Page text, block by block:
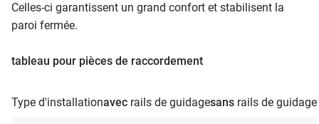
Celles-ci garantissent un grand confort et stabilisent la
paroi fermée.
tableau pour pièces de raccordement
Type d'installationavec rails de guidagesans rails de guidage